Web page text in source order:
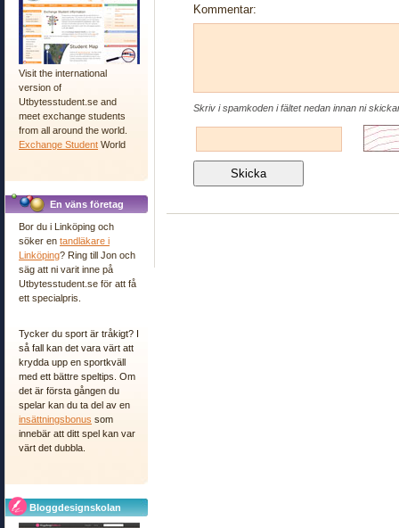
Visit the international
version of
Utbytesstudent.se and
meet exchange students
from all around the world.
Exchange Student World
En väns företag
Bor du i Linköping och
söker en tandläkare i
Linköping? Ring till Jon och
säg att ni varit inne på
Utbytesstudent.se för att få
ett specialpris.
Tycker du sport är tråkigt? I
så fall kan det vara värt att
krydda upp en sportkväll
med ett bättre speltips. Om
det är första gången du
spelar kan du ta del av en
insättningsbonus som
innebär att ditt spel kan var
värt det dubbla.
Bloggdesignskolan
Kommentar:
Skriv i spamkoden i fältet nedan innan ni